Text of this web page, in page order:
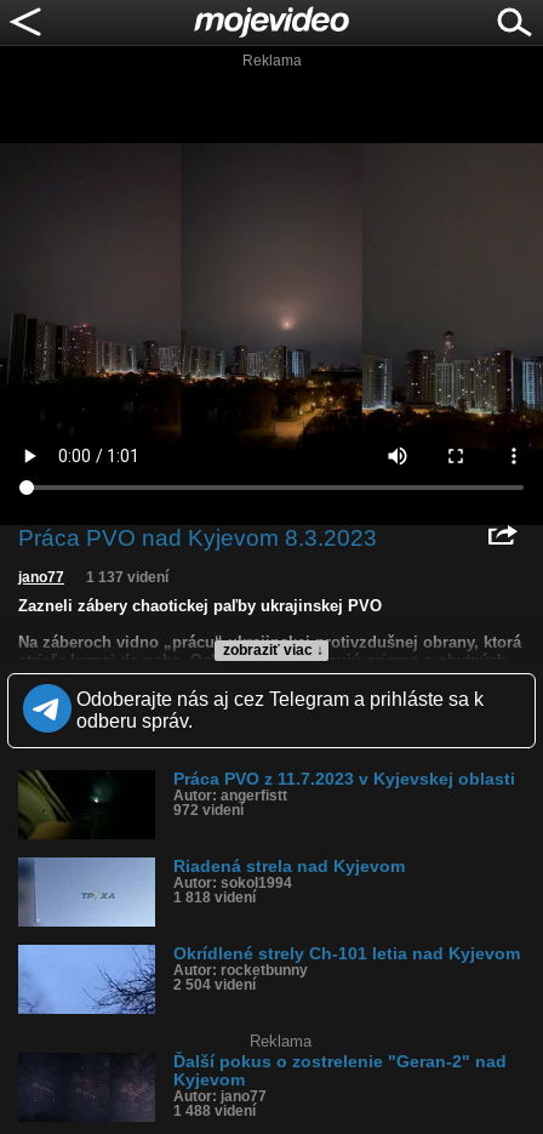
Reklama
Práca PVO nad Kyjevom 8.3.2023
zobraziť viac ↓
jano77 1 137 videní
Zazneli zábery chaotickej paľby ukrajinskej PVO
Na záberoch vidno „prácu“ ukrajinskej protivzdušnej obrany, ktorá
strieľa kamsi do neba. Ozbrojené sily pracujú priamo z obytných
oblastí a zároveň vedú chaotickú paľbu.
Ukrajinská protivzdušná obrana teda zostreľuje ciele priamo nad
mestom, pričom sa ani trochu nestará o to, kam presne budú
padať trosky.
Tejto noci bola troskami zasiahnutá výšková budova.
Kvalita: NQ
LQ
Zverejnené: 8.5.2023 12:40
Obľúbené: 0
Komentárov: 0
Dľžka: 1:01
Kategória: šokujúce
Tagy: kyjev, pvo, ukrajina
História sledovanosti videa:
Odoberajte nás aj cez Telegram a prihláste sa k
odberu správ.
Práca PVO z 11.7.2023 v Kyjevskej oblasti
Autor: angerfistt
972 videní
Riadená strela nad Kyjevom
Autor: sokol1994
1 818 videní
Okrídlené strely Ch-101 letia nad Kyjevom
Autor: rocketbunny
2 504 videní
Reklama
Ďalší pokus o zostrelenie "Geran-2" nad
Kyjevom
Autor: jano77
1 488 videní